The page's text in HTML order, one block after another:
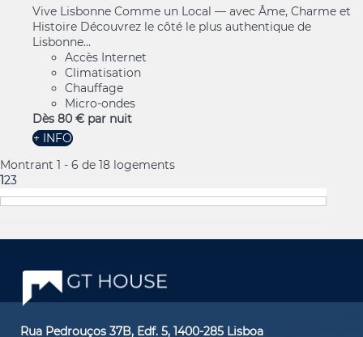
Vive Lisbonne Comme un Local — avec Âme, Charme et
Histoire Découvrez le côté le plus authentique de
Lisbonne...
Accès Internet
Climatisation
Chauffage
Micro-ondes
Dès 80 € par nuit
+ INFO
Montrant 1 - 6 de 18 logements
123
Rua Pedrouços 37B, Edf. 5, 1400-285 Lisboa